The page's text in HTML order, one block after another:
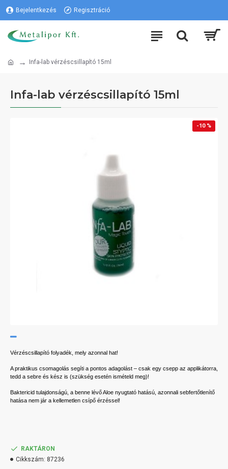
Bejelentkezés Regisztráció
Infa-lab vérzéscsillapító 15ml
Infa-lab vérzéscsillapító 15ml
-10 %
Vérzéscsillapító folyadék, mely azonnal hat!
A praktikus csomagolás segíti a pontos adagolást – csak egy csepp az applikátorra,
tedd a sebre és kész is (szükség esetén ismételd meg)!
Baktericid tulajdonságú, a benne lévő Aloe nyugtató hatású, azonnali sebfertőtlenítő
hatása nem jár a kellemetlen csípő érzéssel!
RAKTÁRON
Cikkszám: 87236